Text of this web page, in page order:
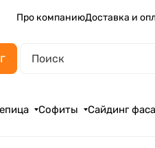
Про компаниюДоставка и
Софиты Сайдинг